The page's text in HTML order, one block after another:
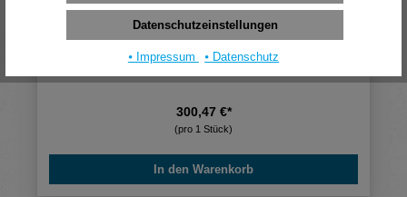
Layher Alu-Telesteg, 1351290, 1620 mm
300,47 €*
(pro 1 Stück)
In den Warenkorb
Datenschutzeinstellungen
⦁ Impressum ⦁ Datenschutz